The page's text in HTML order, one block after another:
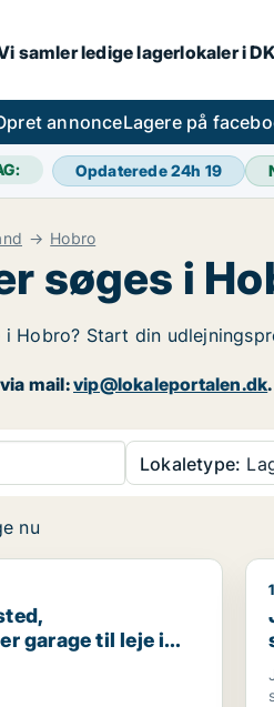
samler ledige lagerlokaler i
annonceLagere på
Opdaterede 24h 19
Hobro
søges i
Hobro? Start din
mail:vip@lokaleportalen.dk.
Lokaletype:
nu
produktionslokaler eller
garage til leje i
m.fl.